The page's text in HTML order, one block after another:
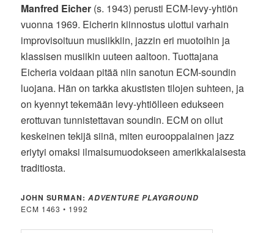
Manfred Eicher (s. 1943) perusti ECM-levy-yhtiön
vuonna 1969. Eicherin kiinnostus ulottui varhain
improvisoituun musiikkiin, jazzin eri muotoihin ja
klassisen musiikin uuteen aaltoon. Tuottajana
Eicheria voidaan pitää niin sanotun ECM-soundin
luojana. Hän on tarkka akustisten tilojen suhteen, ja
on kyennyt tekemään levy-yhtiölleen edukseen
erottuvan tunnistettavan soundin. ECM on ollut
keskeinen tekijä siinä, miten eurooppalainen jazz
eriytyi omaksi ilmaisumuodokseen amerikkalaisesta
traditiosta.
JOHN SURMAN: ADVENTURE PLAYGROUND
ECM 1463 • 1992